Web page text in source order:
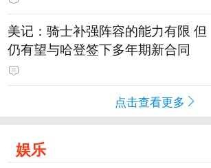
美记：骑士补强阵容的能力有限 但
仍有望与哈登签下多年期新合同
点击查看更多
娱乐